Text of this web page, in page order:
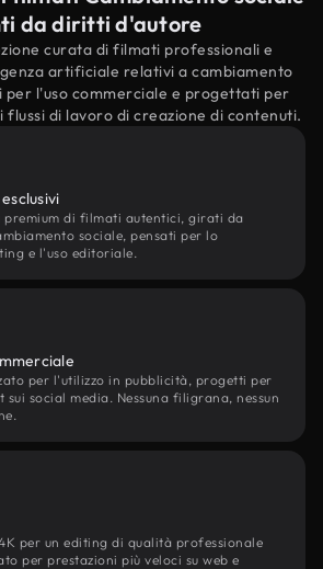
da diritti d'autore
curata di filmati professionali e
artificiale relativi a cambiamento
per l'uso commerciale e progettati per
di lavoro di creazione di contenuti.
premium di filmati autentici, girati da
sociale, pensati per lo
e l'uso editoriale.
per l'utilizzo in pubblicità, progetti per
sui social media. Nessuna filigrana, nessun
per un editing di qualità professionale
per prestazioni più veloci su web e